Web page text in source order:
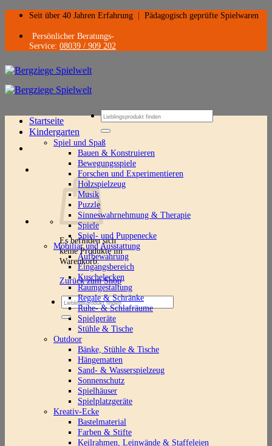
Zum
springen
Seit über 40 Jahren Erfahrung Pädagogisch geprüfte Spielwaren
Persönlicher Beratungs-
Service: 08039 / 909 202
Suchen
nach:
Es befinden sich
keine Produkte im
Warenkorb.
Zurück zum Shop
Suchen
nach:
Startseite
Kindergarten
Spiel und Spaß
Bauen & Konstruieren
Bewegungsspiele
Forschen und Experimentieren
Holzspielzeug
Musik
Puzzle
Sinneswahrnehmung & Therapie
Spiele
Spiel- und Puppenecke
Mobiliar und Ausstattung
Aufbewahrung
Eingangsbereich
Kuschelecken
Raumgestaltung
Regale & Schränke
Ruhe- & Schlafräume
Spielgeräte
Stühle & Tische
Outdoor
Bänke, Stühle & Tische
Hängematten
Sand- & Wasserspielzeug
Sonnenschutz
Spielhäuser
Spielplatzgeräte
Kreativ-Ecke
Bastelmaterial
Farben & Stifte
Keilrahmen, Leinwände & Staffeleien